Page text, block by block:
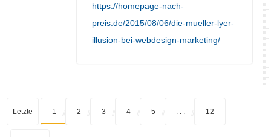
https://homepage-nach-
preis.de/2015/08/06/die-mueller-lyer-
illusion-bei-webdesign-marketing/
Letzte 1 2 3 4 5 12